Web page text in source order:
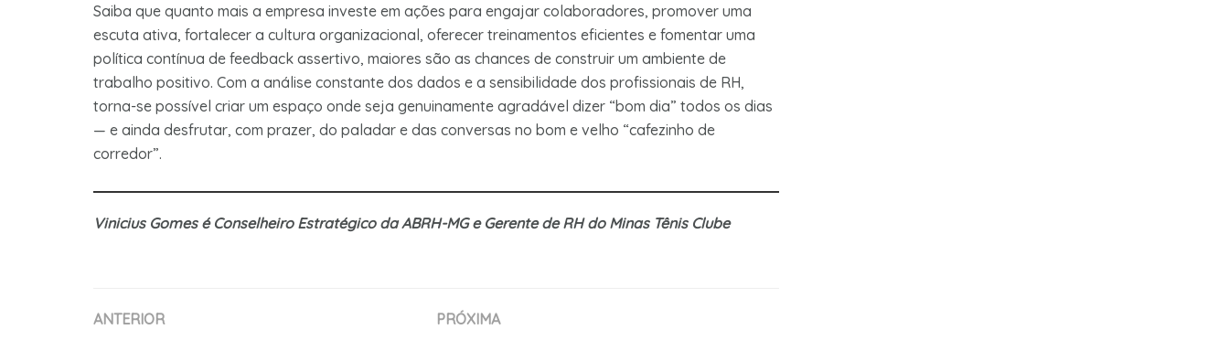
Saiba que quanto mais a empresa investe em ações para engajar colaboradores, promover uma
escuta ativa, fortalecer a cultura organizacional, oferecer treinamentos eficientes e fomentar uma
política contínua de feedback assertivo, maiores são as chances de construir um ambiente de
trabalho positivo. Com a análise constante dos dados e a sensibilidade dos profissionais de RH,
torna-se possível criar um espaço onde seja genuinamente agradável dizer “bom dia” todos os dias
— e ainda desfrutar, com prazer, do paladar e das conversas no bom e velho “cafezinho de
corredor”.
Vinicius Gomes é Conselheiro Estratégico da ABRH-MG e Gerente de RH do Minas Tênis Clube
ANTERIOR
PRÓXIMA